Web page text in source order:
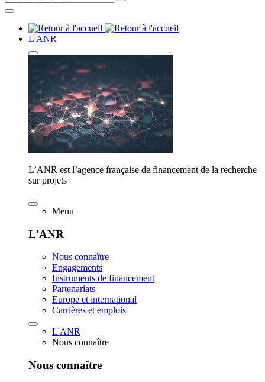
L'ANR
L’ANR est l’agence française de financement de la recherche
sur projets
Menu
L'ANR
Nous connaître
Engagements
Instruments de financement
Partenariats
Europe et international
Carrières et emplois
L'ANR
Nous connaître
Nous connaître